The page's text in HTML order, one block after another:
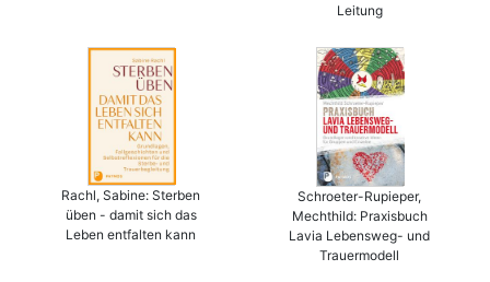
Leitung
Rachl, Sabine: Sterben
üben - damit sich das
Leben entfalten kann
Schroeter-Rupieper,
Mechthild: Praxisbuch
Lavia Lebensweg- und
Trauermodell